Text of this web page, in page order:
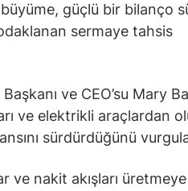
güçlü bir bilanço
sermaye tahsis
ve CEO’su Mary
ve elektrikli araçlardan
sürdürdüğünü
ve nakit akışları